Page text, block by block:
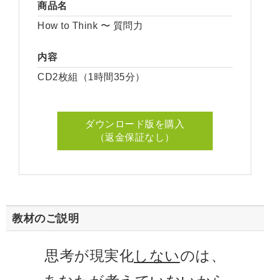
商品名
How to Think 〜 質問力
内容
CD2枚組（1時間35分）
ダウンロード版を購入
（返金保証なし）
教材のご説明
思考が現実化しないのは、